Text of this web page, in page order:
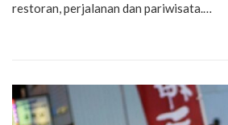
restoran, perjalanan dan pariwisata.…